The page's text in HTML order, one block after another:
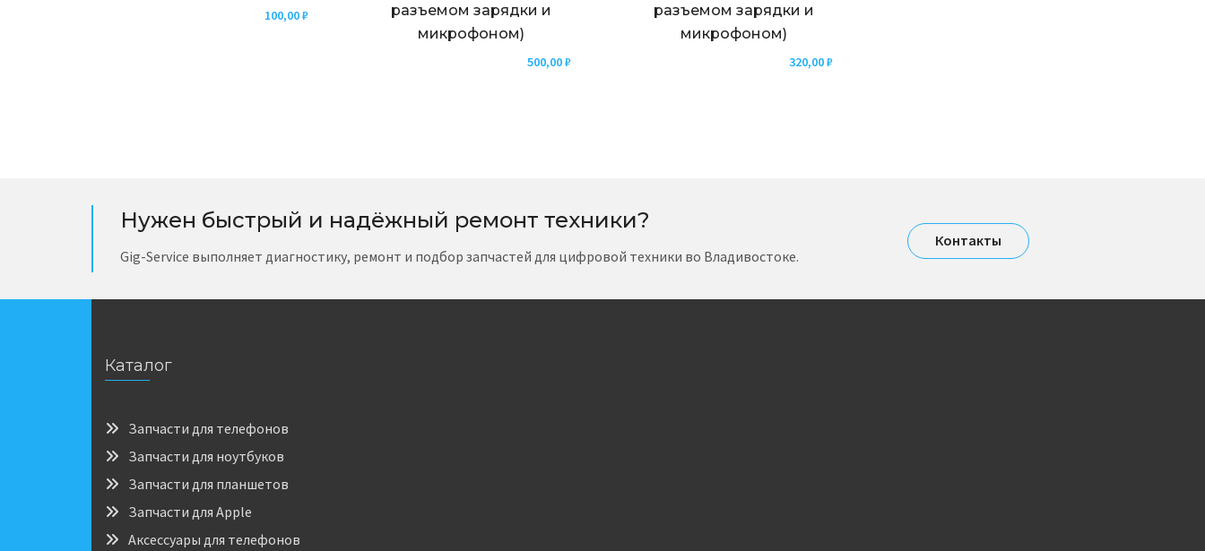
100,00₽
разъемом зарядки и
микрофоном)
500,00₽
разъемом зарядки и
микрофоном)
320,00₽
Нужен быстрый и надёжный ремонт техники?
Gig-Service выполняет диагностику, ремонт и подбор запчастей для цифровой техники во Владивостоке.
Контакты
Каталог
Запчасти для телефонов
Запчасти для ноутбуков
Запчасти для планшетов
Запчасти для Apple
Аксессуары для телефонов